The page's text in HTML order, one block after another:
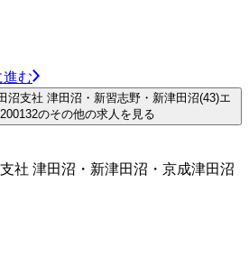
進む
沼支社 津田沼・新習志野・新津田沼(43)エ
のその他の求人を見る
社 津田沼・新津田沼・京成津田沼